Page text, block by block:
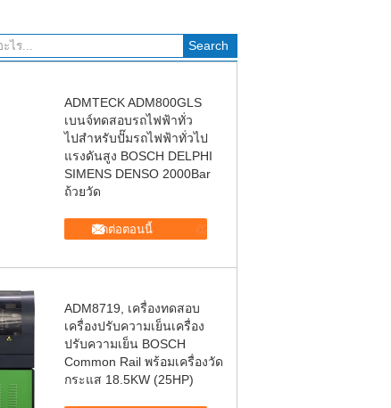
ADMTECK ADM800GLS
เบนจ์ทดสอบรถไฟฟ้าทั่ว
ไปสําหรับปั๊มรถไฟฟ้าทั่วไป
แรงดันสูง BOSCH DELPHI
SIMENS DENSO 2000Bar
ถ้วยวัด
ติดต่อตอนนี้
ADM8719, เครื่องทดสอบ
เครื่องปรับความเย็นเครื่อง
ปรับความเย็น BOSCH
Common Rail พร้อมเครื่องวัด
กระแส 18.5KW (25HP)